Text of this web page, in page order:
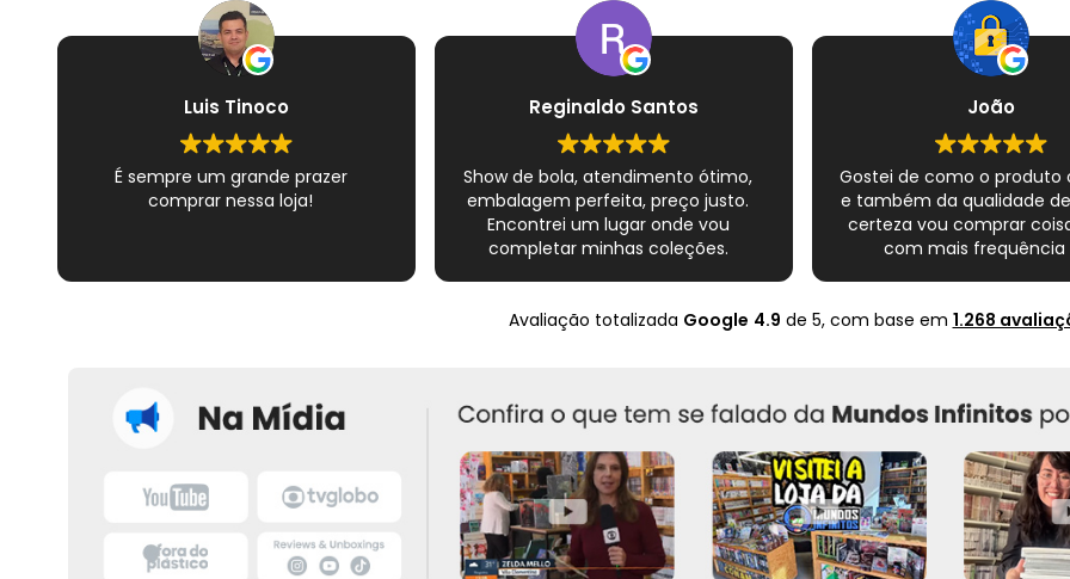
Luis Tinoco
É sempre um grande prazer
comprar nessa loja!
Reginaldo Santos
Show de bola, atendimento ótimo,
embalagem perfeita, preço justo.
Encontrei um lugar onde vou
completar minhas coleções.
épico dos quadrinhos e novamente
João
Gostei de como o produto
e também da qualidade
certeza vou comprar
com mais frequência
Avaliação totalizada Google 4.9 de 5, com base em 1.268